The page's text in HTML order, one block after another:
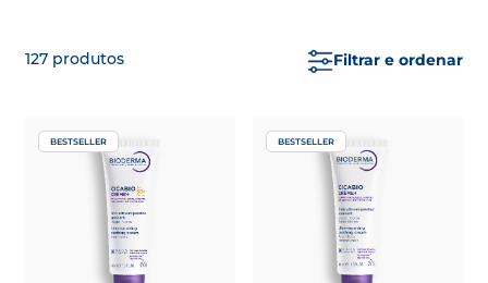
127 produtos Filtrar e ordenar
BESTSELLER BESTSELLER